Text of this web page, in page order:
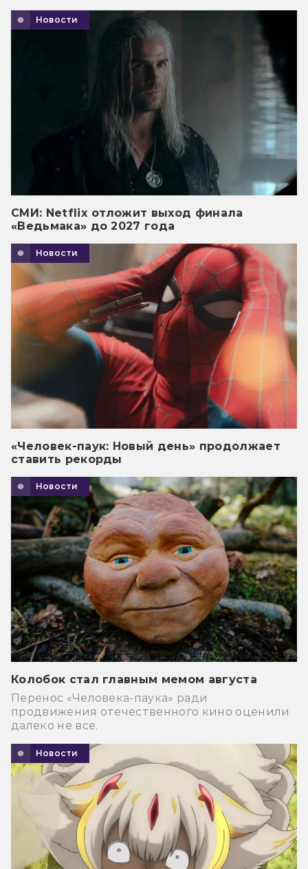
Новости
СМИ: Netflix отложит выход финала
«Ведьмака» до 2027 года
Новости
«Человек-паук: Новый день» продолжает
ставить рекорды
Новости
Колобок стал главным мемом августа
Перенос «Человека-паука» ради
продвижения отечественного кино оценили
далеко не все.
Новости